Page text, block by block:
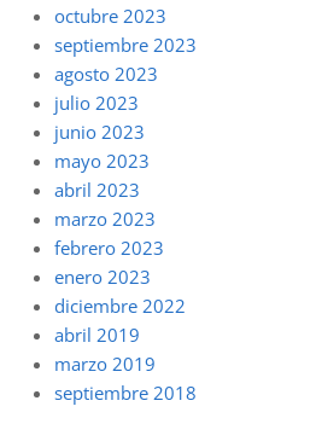
octubre 2023
septiembre 2023
agosto 2023
julio 2023
junio 2023
mayo 2023
abril 2023
marzo 2023
febrero 2023
enero 2023
diciembre 2022
abril 2019
marzo 2019
septiembre 2018